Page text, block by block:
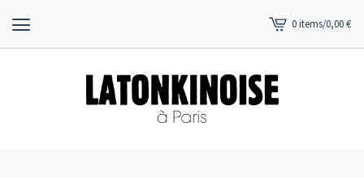
View
cart
0 items/0,00€